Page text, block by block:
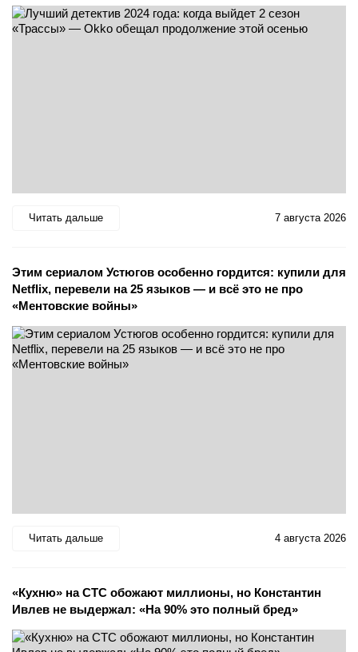
Читать дальше 7 августа 2026
Этим сериалом Устюгов особенно гордится: купили для
Netflix, перевели на 25 языков — и всё это не про
«Ментовские войны»
Читать дальше 4 августа 2026
«Кухню» на СТС обожают миллионы, но Константин
Ивлев не выдержал: «На 90% это полный бред»